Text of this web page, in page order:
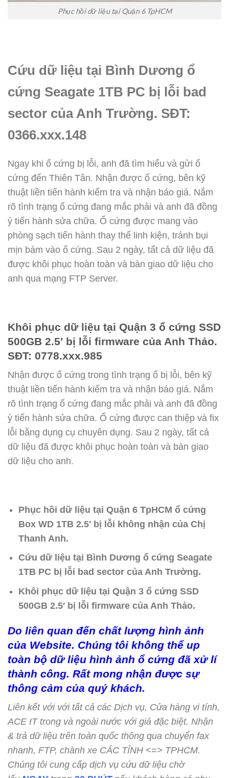
Phục hồi dữ liệu tại Quận 6 TpHCM
Cứu dữ liệu tại Bình Dương ổ
cứng Seagate 1TB PC bị lỗi bad
sector của Anh Trường. SĐT:
0366.xxx.148
Ngay khi ổ cứng bị lỗi, anh đã tìm hiểu và gửi ổ
cứng đến Thiên Tân. Nhận được ổ cứng, bên kỹ
thuật liền tiến hành kiểm tra và nhận báo giá. Nắm
rõ tình trạng ổ cứng đang mắc phải và anh đã đồng
ý tiến hành sửa chữa. Ổ cứng được mang vào
phòng sạch tiến hành thay thế linh kiện, tránh bụi
mịn bám vào ổ cứng. Sau 2 ngày, tất cả dữ liệu đã
được khôi phục hoàn toàn và bàn giao dữ liệu cho
anh qua mạng FTP Server.
Khôi phục dữ liệu tại Quận 3 ổ cứng SSD
500GB 2.5′ bị lỗi firmware của Anh Thảo.
SĐT: 0778.xxx.985
Nhận được ổ cứng trong tình trạng ổ bị lỗi, bên kỹ
thuật liền tiến hành kiểm tra và nhận báo giá. Nắm
rõ tình trạng ổ cứng đang mắc phải và anh đã đồng
ý tiến hành sửa chữa. Ổ cứng được can thiệp và fix
lỗi bằng dụng cụ chuyên dụng. Sau 2 ngày, tất cả
dữ liệu đã được khôi phục hoàn toàn và bàn giao
dữ liệu cho anh.
Phục hồi dữ liệu tại Quận 6 TpHCM ổ cứng
Box WD 1TB 2.5′ bị lỗi không nhận của Chị
Thanh Anh.
Cứu dữ liệu tại Bình Dương ổ cứng Seagate
1TB PC bị lỗi bad sector của Anh Trường.
Khôi phục dữ liệu tại Quận 3 ổ cứng SSD
500GB 2.5′ bị lỗi firmware của Anh Thảo.
Do liên quan đến chất lượng hình ảnh
của Website. Chúng tôi không thể up
toàn bộ dữ liệu hình ảnh ổ cứng đã xử lí
thành công. Rất mong nhận được sự
thông cảm của quý khách.
Liên kết với với tất cả các Dịch vụ, Cửa hàng vi tính,
ACE IT trong và ngoài nước với giá đặc biệt. Nhận
& trả dữ liệu trên toàn quốc thông qua chuyển fax
nhanh, FTP, chành xe CÁC TỈNH <=> TPHCM.
Chúng tôi cung cấp dịch vụ cứu dữ liệu chờ